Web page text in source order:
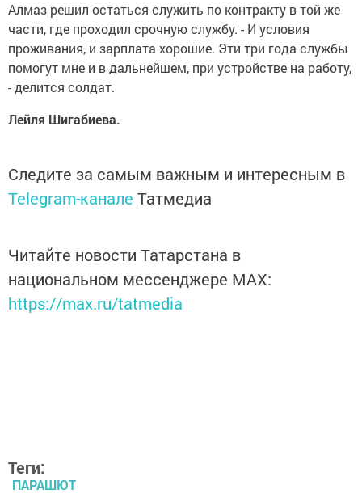
Алмаз решил остаться служить по контракту в той же
части, где проходил срочную службу. - И условия
проживания, и зарплата хорошие. Эти три года службы
помогут мне и в дальнейшем, при устройстве на работу,
- делится солдат.
Лейля Шигабиева.
Следите за самым важным и интересным в
Telegram-канале Татмедиа
Читайте новости Татарстана в
национальном мессенджере MАХ:
https://max.ru/tatmedia
Теги:
ПАРАШЮТ